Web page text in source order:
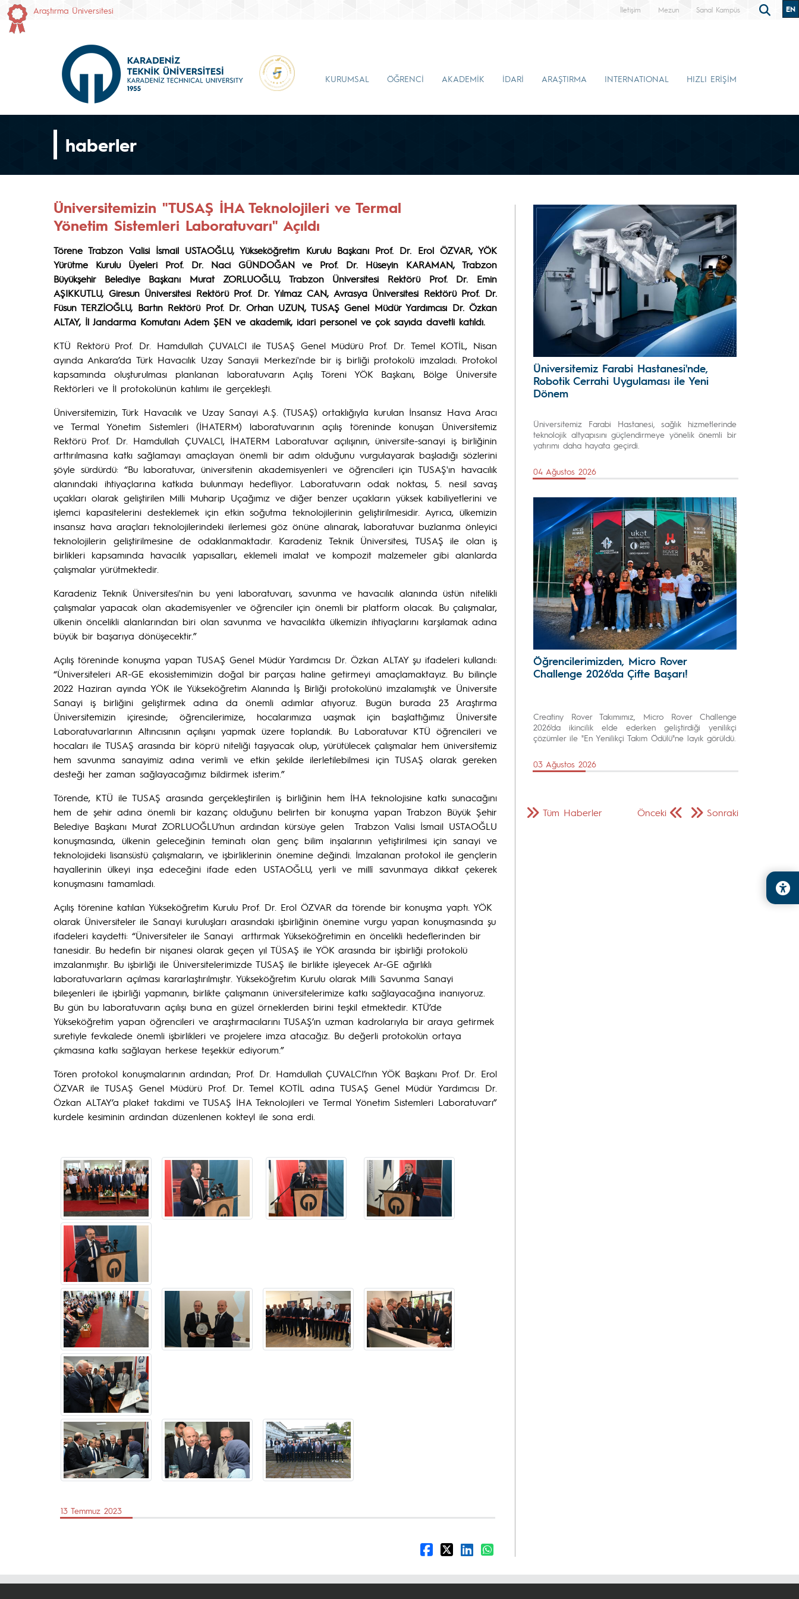
Araştırma Üniversitesi İletişim Mezun Sanal Kampüs EN
KURUMSAL ÖĞRENCİ AKADEMİK İDARİ ARAŞTIRMA INTERNATIONAL HIZLI ERİŞİM
haberler
Üniversitemizin "TUSAŞ İHA Teknolojileri ve Termal
Yönetim Sistemleri Laboratuvarı" Açıldı
Törene Trabzon Valisi İsmail USTAOĞLU, Yükseköğretim Kurulu Başkanı Prof. Dr. Erol ÖZVAR, YÖK
Yürütme Kurulu Üyeleri Prof. Dr. Naci GÜNDOĞAN ve Prof. Dr. Hüseyin KARAMAN, Trabzon
Büyükşehir Belediye Başkanı Murat ZORLUOĞLU, Trabzon Üniversitesi Rektörü Prof. Dr. Emin
AŞIKKUTLU, Giresun Üniversitesi Rektörü Prof. Dr. Yılmaz CAN, Avrasya Üniversitesi Rektörü Prof. Dr.
Füsun TERZİOĞLU, Bartın Rektörü Prof. Dr. Orhan UZUN, TUSAŞ Genel Müdür Yardımcısı Dr. Özkan
ALTAY, İl Jandarma Komutanı Adem ŞEN ve akademik, idari personel ve çok sayıda davetli katıldı.
KTÜ Rektörü Prof. Dr. Hamdullah ÇUVALCI ile TUSAŞ Genel Müdürü Prof. Dr. Temel KOTİL, Nisan
ayında Ankara’da Türk Havacılık Uzay Sanayii Merkezi'nde bir iş birliği protokolü imzaladı. Protokol
kapsamında oluşturulması planlanan laboratuvarın Açılış Töreni YÖK Başkanı, Bölge Üniversite
Rektörleri ve İl protokolünün katılımı ile gerçekleşti.
Üniversitemizin, Türk Havacılık ve Uzay Sanayi A.Ş. (TUSAŞ) ortaklığıyla kurulan İnsansız Hava Aracı
ve Termal Yönetim Sistemleri (İHATERM) laboratuvarının açılış töreninde konuşan Üniversitemiz
Rektörü Prof. Dr. Hamdullah ÇUVALCI, İHATERM Laboratuvar açılışının, üniversite-sanayi iş birliğinin
arttırılmasına katkı sağlamayı amaçlayan önemli bir adım olduğunu vurgulayarak başladığı sözlerini
şöyle sürdürdü: “Bu laboratuvar, üniversitenin akademisyenleri ve öğrencileri için TUSAŞ'ın havacılık
alanındaki ihtiyaçlarına katkıda bulunmayı hedefliyor. Laboratuvarın odak noktası, 5. nesil savaş
uçakları olarak geliştirilen Milli Muharip Uçağımız ve diğer benzer uçakların yüksek kabiliyetlerini ve
işlemci kapasitelerini desteklemek için etkin soğutma teknolojilerinin geliştirilmesidir. Ayrıca, ülkemizin
insansız hava araçları teknolojilerindeki ilerlemesi göz önüne alınarak, laboratuvar buzlanma önleyici
teknolojilerin geliştirilmesine de odaklanmaktadır. Karadeniz Teknik Üniversitesi, TUSAŞ ile olan iş
birlikleri kapsamında havacılık yapısalları, eklemeli imalat ve kompozit malzemeler gibi alanlarda
çalışmalar yürütmektedir.
Karadeniz Teknik Üniversitesi'nin bu yeni laboratuvarı, savunma ve havacılık alanında üstün nitelikli
çalışmalar yapacak olan akademisyenler ve öğrenciler için önemli bir platform olacak. Bu çalışmalar,
ülkenin öncelikli alanlarından biri olan savunma ve havacılıkta ülkemizin ihtiyaçlarını karşılamak adına
büyük bir başarıya dönüşecektir.”
Açılış töreninde konuşma yapan TUSAŞ Genel Müdür Yardımcısı Dr. Özkan ALTAY şu ifadeleri kullandı:
“Üniversiteleri AR-GE ekosistemimizin doğal bir parçası haline getirmeyi amaçlamaktayız. Bu bilinçle
2022 Haziran ayında YÖK ile Yükseköğretim Alanında İş Birliği protokolünü imzalamıştık ve Üniversite
Sanayi iş birliğini geliştirmek adına da önemli adımlar atıyoruz. Bugün burada 23 Araştırma
Üniversitemizin içiresinde; öğrencilerimize, hocalarımıza uaşmak için başlattığımız Üniversite
Laboratuvarlarının Altıncısının açılışını yapmak üzere toplandık. Bu Laboratuvar KTÜ öğrencileri ve
hocaları ile TUSAŞ arasında bir köprü niteliği taşıyacak olup, yürütülecek çalışmalar hem üniversitemiz
hem savunma sanayimiz adına verimli ve etkin şekilde ilerletilebilmesi için TUSAŞ olarak gereken
desteği her zaman sağlayacağımız bildirmek isterim.”
Törende, KTÜ ile TUSAŞ arasında gerçekleştirilen iş birliğinin hem İHA teknolojisine katkı sunacağını
hem de şehir adına önemli bir kazanç olduğunu belirten bir konuşma yapan Trabzon Büyük Şehir
Belediye Başkanı Murat ZORLUOĞLU’nun ardından kürsüye gelen Trabzon Valisi İsmail USTAOĞLU
konuşmasında, ülkenin geleceğinin teminatı olan genç bilim inşalarının yetiştirilmesi için sanayi ve
teknolojideki lisansüstü çalışmaların, ve işbirliklerinin önemine değindi. İmzalanan protokol ile gençlerin
hayallerinin ülkeyi inşa edeceğini ifade eden USTAOĞLU, yerli ve millî savunmaya dikkat çekerek
konuşmasını tamamladı.
Açılış törenine katılan Yükseköğretim Kurulu Prof. Dr. Erol ÖZVAR da törende bir konuşma yaptı. YÖK
olarak Üniversiteler ile Sanayi kuruluşları arasındaki işbirliğinin önemine vurgu yapan konuşmasında şu
ifadeleri kaydetti: “Üniversiteler ile Sanayi arttırmak Yükseköğretimin en öncelikli hedeflerinden bir
tanesidir. Bu hedefin bir nişanesi olarak geçen yıl TÜSAŞ ile YÖK arasında bir işbirliği protokolü
imzalanmıştır. Bu işbirliği ile Üniversitelerimizde TUSAŞ ile birlikte işleyecek Ar-GE ağırlıklı
laboratuvarların açılması kararlaştırılmıştır. Yükseköğretim Kurulu olarak Milli Savunma Sanayi
bileşenleri ile işbirliği yapmanın, birlikte çalışmanın üniversitelerimize katkı sağlayacağına inanıyoruz.
Bu gün bu laboratuvarın açılışı buna en güzel örneklerden birini teşkil etmektedir. KTÜ’de
Yükseköğretim yapan öğrencileri ve araştırmacılarını TUSAŞ’ın uzman kadrolarıyla bir araya getirmek
suretiyle fevkalede önemli işbirlikleri ve projelere imza atacağız. Bu değerli protokolün ortaya
çıkmasına katkı sağlayan herkese teşekkür ediyorum.”
Tören protokol konuşmalarının ardından; Prof. Dr. Hamdullah ÇUVALCI’nın YÖK Başkanı Prof. Dr. Erol
ÖZVAR ile TUSAŞ Genel Müdürü Prof. Dr. Temel KOTİL adına TUSAŞ Genel Müdür Yardımcısı Dr.
Özkan ALTAY’a plaket takdimi ve TUSAŞ İHA Teknolojileri ve Termal Yönetim Sistemleri Laboratuvarı”
kurdele kesiminin ardından düzenlenen kokteyl ile sona erdi.
13 Temmuz 2023
Üniversitemiz Farabi Hastanesi'nde,
Robotik Cerrahi Uygulaması ile Yeni
Dönem
Üniversitemiz Farabi Hastanesi, sağlık hizmetlerinde
teknolojik altyapısını güçlendirmeye yönelik önemli bir
yatırımı daha hayata geçirdi.
04 Ağustos 2026
Öğrencilerimizden, Micro Rover
Challenge 2026'da Çifte Başarı!
Creatiny Rover Takımımız, Micro Rover Challenge
2026'da ikincilik elde ederken geliştirdiği yenilikçi
çözümler ile "En Yenilikçi Takım Ödülü"ne layık görüldü.
03 Ağustos 2026
Önceki Sonraki
Tüm Haberler